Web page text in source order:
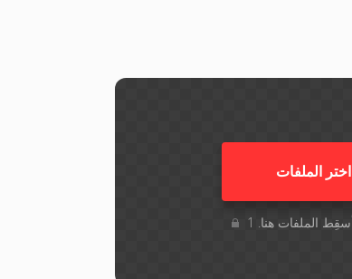
اختر الملفات